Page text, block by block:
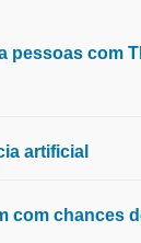
pessoas com
artificial
com chances